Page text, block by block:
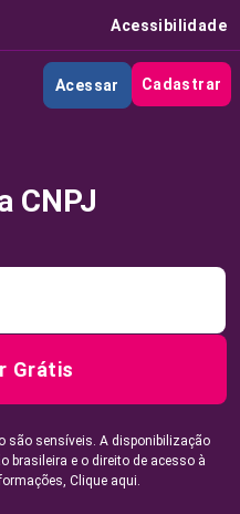
Acessibilidade
Acessar Cadastrar
CNPJ
Grátis
são sensíveis. A disponibilização
brasileira e o direito de acesso à
Clique aqui.